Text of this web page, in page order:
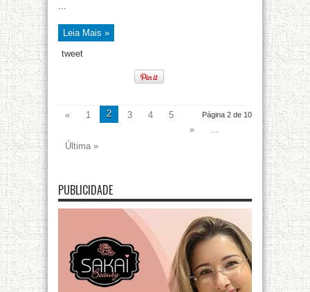
...
Leia Mais »
tweet
Página 2 de 10
« 1 2 3 4
5
»
...
Última »
PUBLICIDADE